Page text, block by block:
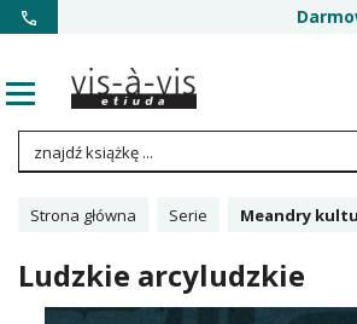
Strona główna Serie Meandry
Ludzkie arcyludzkie